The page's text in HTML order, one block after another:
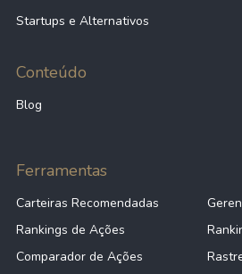
Startups e Alternativos
Conteúdo
Blog
Ferramentas
Carteiras Recomendadas
Rankings de Ações
Comparador de Ações